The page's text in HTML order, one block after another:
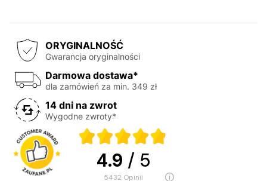
ORYGINALNOŚĆ
Gwarancja oryginalności
Darmowa dostawa*
dla zamówień za min. 349 zł
14 dni na zwrot
Wygodne zwroty*
4.9 / 5
5432 opinii